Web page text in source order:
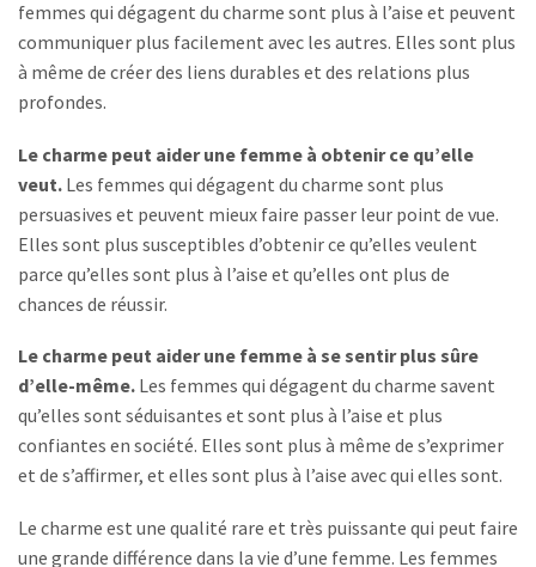
femmes qui dégagent du charme sont plus à l’aise et peuvent
communiquer plus facilement avec les autres. Elles sont plus
à même de créer des liens durables et des relations plus
profondes.
Le charme peut aider une femme à obtenir ce qu’elle
veut. Les femmes qui dégagent du charme sont plus
persuasives et peuvent mieux faire passer leur point de vue.
Elles sont plus susceptibles d’obtenir ce qu’elles veulent
parce qu’elles sont plus à l’aise et qu’elles ont plus de
chances de réussir.
Le charme peut aider une femme à se sentir plus sûre
d’elle-même. Les femmes qui dégagent du charme savent
qu’elles sont séduisantes et sont plus à l’aise et plus
confiantes en société. Elles sont plus à même de s’exprimer
et de s’affirmer, et elles sont plus à l’aise avec qui elles sont.
Le charme est une qualité rare et très puissante qui peut faire
une grande différence dans la vie d’une femme. Les femmes